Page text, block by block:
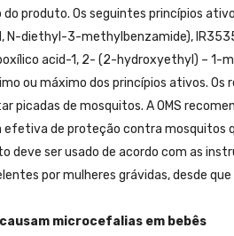
produto. Os seguintes princípios
N-diethyl-3-methylbenzamide),
acid-1, 2- (2-hydroxyethyl) – 1-
ou máximo dos princípios ativos.
picadas de mosquitos. A OMS
efetiva de proteção contra mosquitos
deve ser usado de acordo com as
por mulheres grávidas, desde
microcefalias em bebês